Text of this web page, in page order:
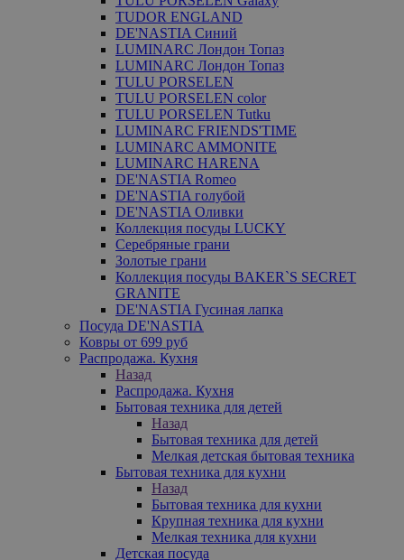
TUDOR ENGLAND
DE'NASTIA Синий
LUMINARC Лондон Топаз
LUMINARC Лондон Топаз
TULU PORSELEN
TULU PORSELEN color
TULU PORSELEN Tutku
LUMINARC FRIENDS'TIME
LUMINARC AMMONITE
LUMINARC HARENA
DE'NASTIA Romeo
DE'NASTIA голубой
DE'NASTIA Оливки
Коллекция посуды LUCKY
Серебряные грани
Золотые грани
Коллекция посуды BAKER`S SECRET
GRANITE
DE'NASTIA Гусиная лапка
Посуда DE'NASTIA
Ковры от 699 руб
Распродажа. Кухня
Назад
Распродажа. Кухня
Бытовая техника для детей
Назад
Бытовая техника для детей
Мелкая детская бытовая техника
Бытовая техника для кухни
Назад
Бытовая техника для кухни
Крупная техника для кухни
Мелкая техника для кухни
Детская посуда